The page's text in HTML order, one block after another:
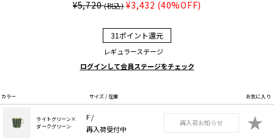
¥5,720(税込) ¥3,432 (40%OFF)
31ポイント還元
レギュラーステージ
ログインして会員ステージをチェック
カラー サイズ / 在庫 お気に入り
ライトグリーン×
ダークグリーン
F /
再入荷受付中
再入荷お知らせ ★